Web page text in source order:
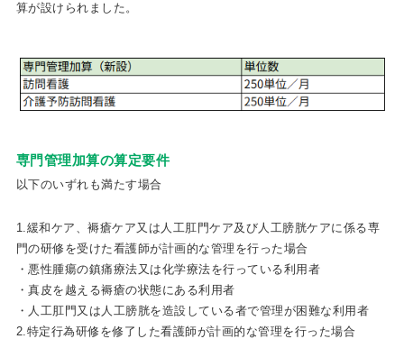
算が設けられました。
専門管理加算の算定要件
以下のいずれも満たす場合
1.緩和ケア、褥瘡ケア又は人工肛門ケア及び人工膀胱ケアに係る専
門の研修を受けた看護師が計画的な管理を行った場合
・悪性腫瘍の鎮痛療法又は化学療法を行っている利用者
・真皮を越える褥瘡の状態にある利用者
・人工肛門又は人工膀胱を造設している者で管理が困難な利用者
2.特定行為研修を修了した看護師が計画的な管理を行った場合